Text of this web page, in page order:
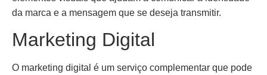
da marca e a mensagem que se deseja transmitir.
Marketing Digital
O marketing digital é um serviço complementar que pode